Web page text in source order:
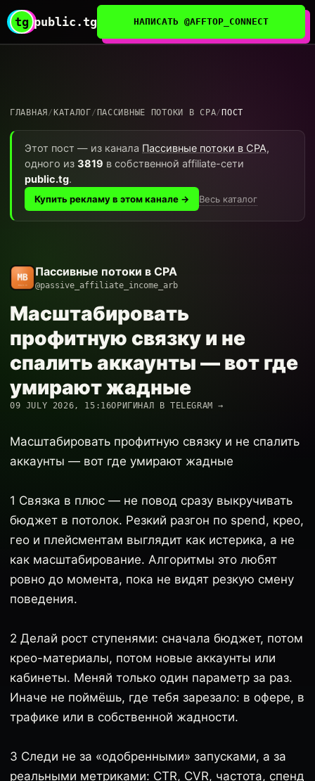
tg public.tg НАПИСАТЬ @AFFTOP_CONNECT
ГЛАВНАЯ / КАТАЛОГ/ ПАССИВНЫЕ ПОТОКИ В CPA/ ПОСТ
Этот пост — из канала Пассивные потоки в CPA,
одного из 3819 в собственной affiliate-сети
public.tg.
Купить рекламу в этом канале → Весь каталог
Пассивные потоки в CPA
@passive_affiliate_income_arb
Масштабировать
профитную связку и не
спалить аккаунты — вот где
умирают жадные
09 JULY 2026, 15:16ОРИГИНАЛ В TELEGRAM →
Масштабировать профитную связку и не спалить
аккаунты — вот где умирают жадные
1 Связка в плюс — не повод сразу выкручивать
бюджет в потолок. Резкий разгон по spend, крео,
гео и плейсментам выглядит как истерика, а не
как масштабирование. Алгоритмы это любят
ровно до момента, пока не видят резкую смену
поведения.
2 Делай рост ступенями: сначала бюджет, потом
крео-материалы, потом новые аккаунты или
кабинеты. Меняй только один параметр за раз.
Иначе не поймёшь, где тебя зарезало: в офере, в
трафике или в собственной жадности.
3 Следи не за «одобренными» запусками, а за
реальными метриками: CTR, CVR, частота, спенд